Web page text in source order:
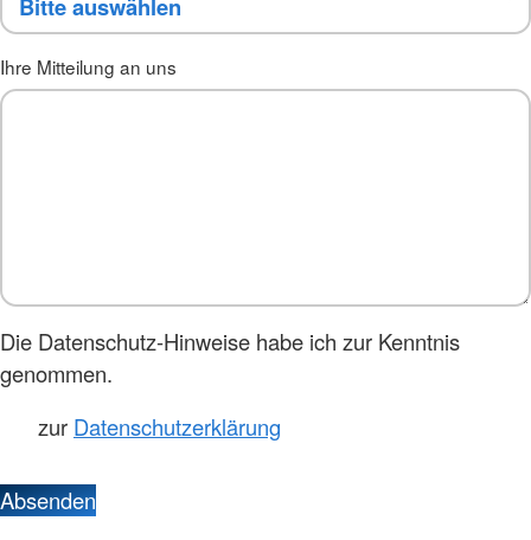
Ihre Mitteilung an uns
Die Datenschutz-Hinweise habe ich zur Kenntnis
genommen.
zur Datenschutzerklärung
Absenden